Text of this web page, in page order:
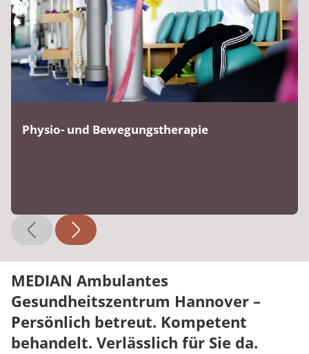
Physio- und Bewegungstherapie
MEDIAN Ambulantes
Gesundheitszentrum Hannover –
Persönlich betreut. Kompetent
behandelt. Verlässlich für Sie da.